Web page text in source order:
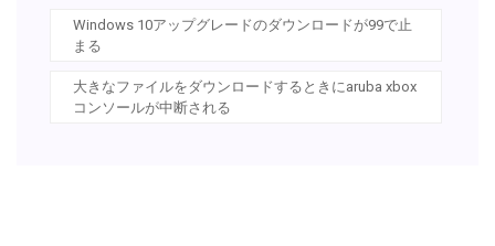
Windows 10アップグレードのダウンロードが99で止
まる
大きなファイルをダウンロードするときにaruba xbox
コンソールが中断される